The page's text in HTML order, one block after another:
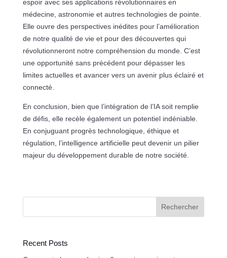
espoir avec ses applications révolutionnaires en
médecine, astronomie et autres technologies de pointe.
Elle ouvre des perspectives inédites pour l’amélioration
de notre qualité de vie et pour des découvertes qui
révolutionneront notre compréhension du monde. C’est
une opportunité sans précédent pour dépasser les
limites actuelles et avancer vers un avenir plus éclairé et
connecté.
En conclusion, bien que l’intégration de l’IA soit remplie
de défis, elle recèle également un potentiel indéniable.
En conjuguant progrès technologique, éthique et
régulation, l’intelligence artificielle peut devenir un pilier
majeur du développement durable de notre société.
Rechercher
Recent Posts